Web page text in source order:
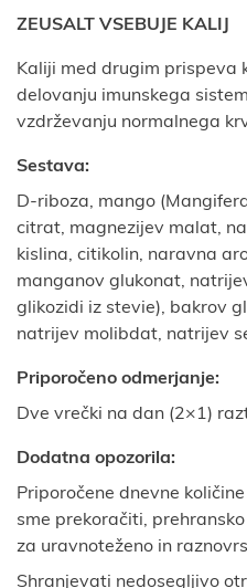
ZEUSALT VSEBUJE KALIJ
Kaliji med drugim prispeva
delovanju imunskega
vzdrževanju normalnega
Sestava:
D-riboza, mango
citrat, magnezijev malat,
kislina, citikolin, naravna
manganov glukonat,
glikozidi iz stevie), bakrov
natrijev molibdat, natrijev
Priporočeno odmerjanje:
Dve vrečki na dan (2×1)
Dodatna opozorila:
Priporočene dnevne
sme prekoračiti,
za uravnoteženo in
Shranjevati nedosegljivo